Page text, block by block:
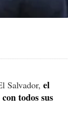
Salvador, el
todos sus